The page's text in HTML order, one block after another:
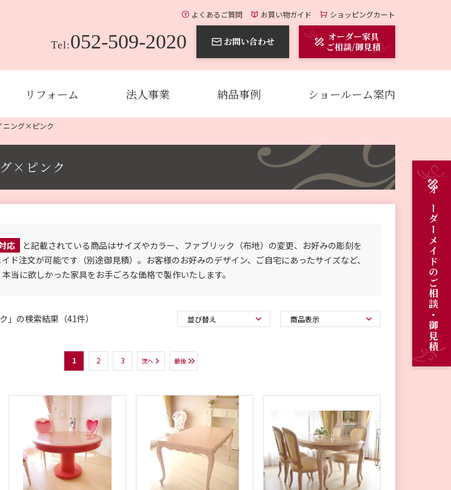
よくあるご質問 お買い物ガイド ショッピングカート
Tel:052-509-2020 お問い合わせ
オーダー家具
ご相談/御見積
リフォーム 法人事業 納品事例 ショールーム案内
オーダーメイドのご相談・御見積
ニング×ピンク
×ピンク
応
と記載されている商品はサイズやカラー、ファブリック（布地）の変更、お好みの彫刻を
ド注文が可能です（別途御見積）。お客様のお好みのデザイン、ご自宅にあったサイズなど、
当に欲しかった家具をお手ごろな価格で製作いたします。
」の検索結果（41件）
1 2 3 次へ 最後